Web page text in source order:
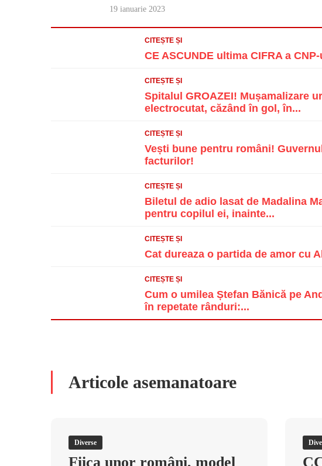
19 ianuarie 2023
CITEȘTE ȘI
CE ASCUNDE ultima CIFRA a
CITEȘTE ȘI
Spitalul GROAZEI! Mușamalizare
electrocutat, căzând în gol, în...
CITEȘTE ȘI
Vești bune pentru români!
facturilor!
CITEȘTE ȘI
Biletul de adio lasat de Madalina
pentru copilul ei, inainte...
CITEȘTE ȘI
Cat dureaza o partida de amor cu
CITEȘTE ȘI
Cum o umilea Ștefan Bănică pe
în repetate rânduri:...
Articole asemanatoare
Diverse
Fiica unor români, model